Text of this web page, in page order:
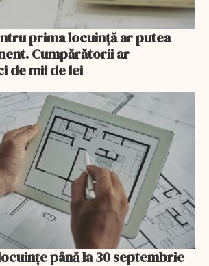
prima locuință ar putea
Cumpărătorii ar
de mii de lei
până la 30 septembrie